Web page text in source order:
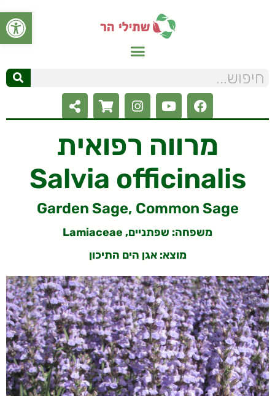
פתח
מרווה רפואית
Salvia officinalis
Garden Sage, Common Sage
משפחה: שפתניים, Lamiaceae
מוצא: אגן הים התיכון